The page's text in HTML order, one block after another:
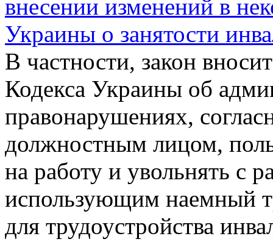
внесении изменений в
Украины о занятости
В частности, закон
Кодекса Украины об
правонарушениях,
должностным лицом,
на работу и увольнять с
использующим наемный
для трудоустройства